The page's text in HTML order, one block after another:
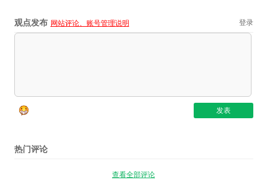
观点发布 网站评论、账号管理说明 登录
热门评论
查看全部评论